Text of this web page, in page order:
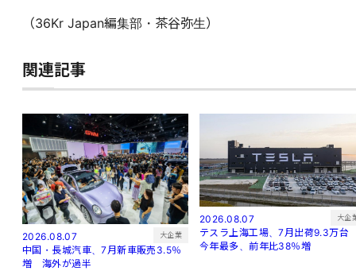
（36Kr Japan編集部・茶谷弥生）
関連記事
2026.08.07 大企業
中国・長城汽車、7月新車販売3.5％
増 海外が過半
2026.08.07 大企
テスラ上海工場、7月出荷9.3万
今年最多、前年比38％増